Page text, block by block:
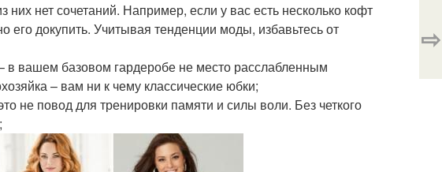
них нет сочетаний. Например, если у вас есть несколько кофт
его докупить. Учитывая тенденции моды, избавьтесь от
в вашем базовом гардеробе не место расслабленным
– вам ни к чему классические юбки;
не повод для тренировки памяти и силы воли. Без четкого
⇨